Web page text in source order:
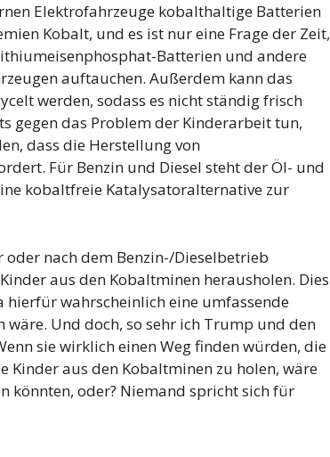
Elektrofahrzeuge kobalthaltige Batterien
Kobalt, und es ist nur eine Frage der Zeit,
Batterien und andere
auftauchen. Außerdem kann das
werden, sodass es nicht ständig frisch
gegen das Problem der Kinderarbeit tun,
dass die Herstellung von
Für Benzin und Diesel steht der Öl- und
kobaltfreie Katalysatoralternative zur
nach dem Benzin-/Dieselbetrieb
aus den Kobaltminen herausholen. Dies
hierfür wahrscheinlich eine umfassende
Und doch, so sehr ich Trump und den
sie wirklich einen Weg finden würden, die
aus den Kobaltminen zu holen, wäre
könnten, oder? Niemand spricht sich für